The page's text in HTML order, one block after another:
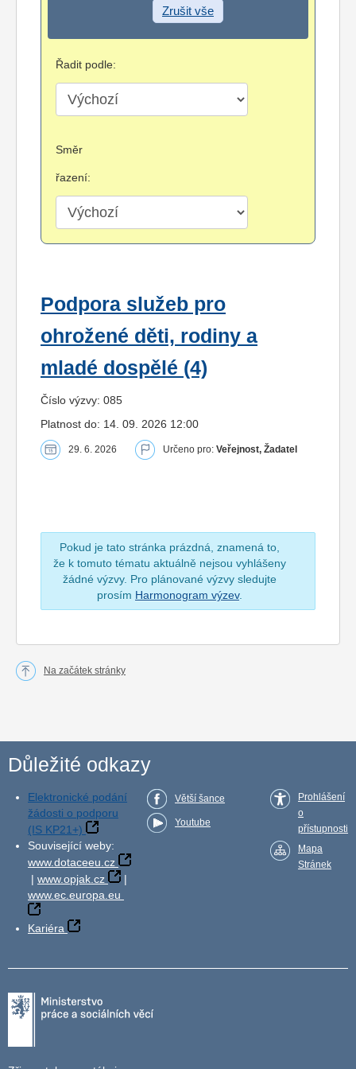
Zrušit vše
Řadit podle:
Směr
řazení:
Podpora služeb pro
ohrožené děti, rodiny a
mladé dospělé (4)
Číslo výzvy: 085
Platnost do: 14. 09. 2026 12:00
29. 6. 2026 Určeno pro: Veřejnost, Žadatel
Pokud je tato stránka prázdná, znamená to,
že k tomuto tématu aktuálně nejsou vyhlášeny
žádné výzvy. Pro plánované výzvy sledujte
prosím Harmonogram výzev.
Na začátek stránky
Důležité odkazy
Elektronické podání
žádosti o podporu
(IS KP21+)
Související weby:
www.dotaceeu.cz
| www.opjak.cz
|
www.ec.europa.eu
Kariéra
Větší šance
Youtube
Prohlášení
o
přístupnosti
Mapa
Stránek